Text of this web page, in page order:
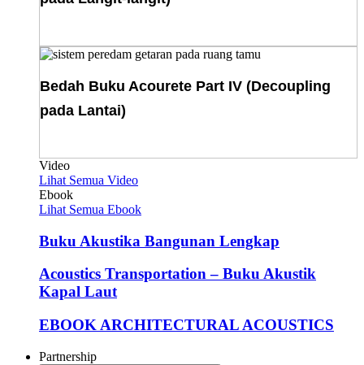
Bedah Buku Acourete Part IV (Decoupling
pada Lantai)
Video
Lihat Semua Video
Ebook
Lihat Semua Ebook
Buku Akustika Bangunan Lengkap
Acoustics Transportation – Buku Akustik
Kapal Laut
EBOOK ARCHITECTURAL ACOUSTICS
Partnership